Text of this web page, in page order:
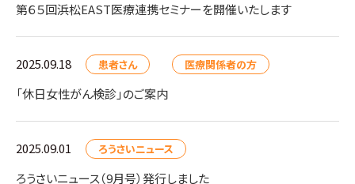
第６５回浜松EAST医療連携セミナーを開催いたします
2025.09.18 患者さん 医療関係者の方
「休日女性がん検診」のご案内
2025.09.01 ろうさいニュース
ろうさいニュース（9月号）発行しました